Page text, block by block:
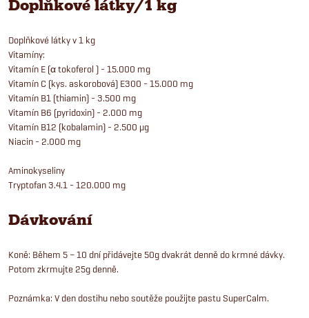
Doplňkové látky/1 kg
Doplňkové látky v 1 kg
Vitamíny:
Vitamín E (α tokoferol ) - 15.000 mg
Vitamín C (kys. askorobová) E300 - 15.000 mg
Vitamín B1 (thiamin) - 3.500 mg
Vitamín B6 (pyridoxin) - 2.000 mg
Vitamín B12 (kobalamin) - 2.500 μg
Niacin - 2.000 mg
Aminokyseliny
Tryptofan 3.4.1 - 120.000 mg
Dávkování
Koně: Během 5 – 10 dní přidávejte 50g dvakrát denně do krmné dávky.
Potom zkrmujte 25g denně.
Poznámka: V den dostihu nebo soutěže použijte pastu SuperCalm.